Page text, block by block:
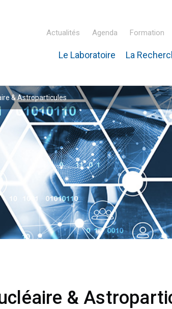
Curien – IPHC
Actualités Agenda Formation
Le Laboratoire La
& Astroparticules
&